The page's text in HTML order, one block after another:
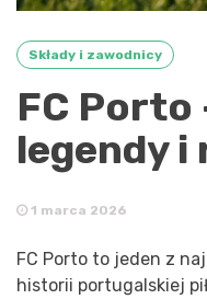
Składy i zawodnicy
FC Porto
legendy i
1 marca 2026
FC Porto to jeden z
historii portugalskiej